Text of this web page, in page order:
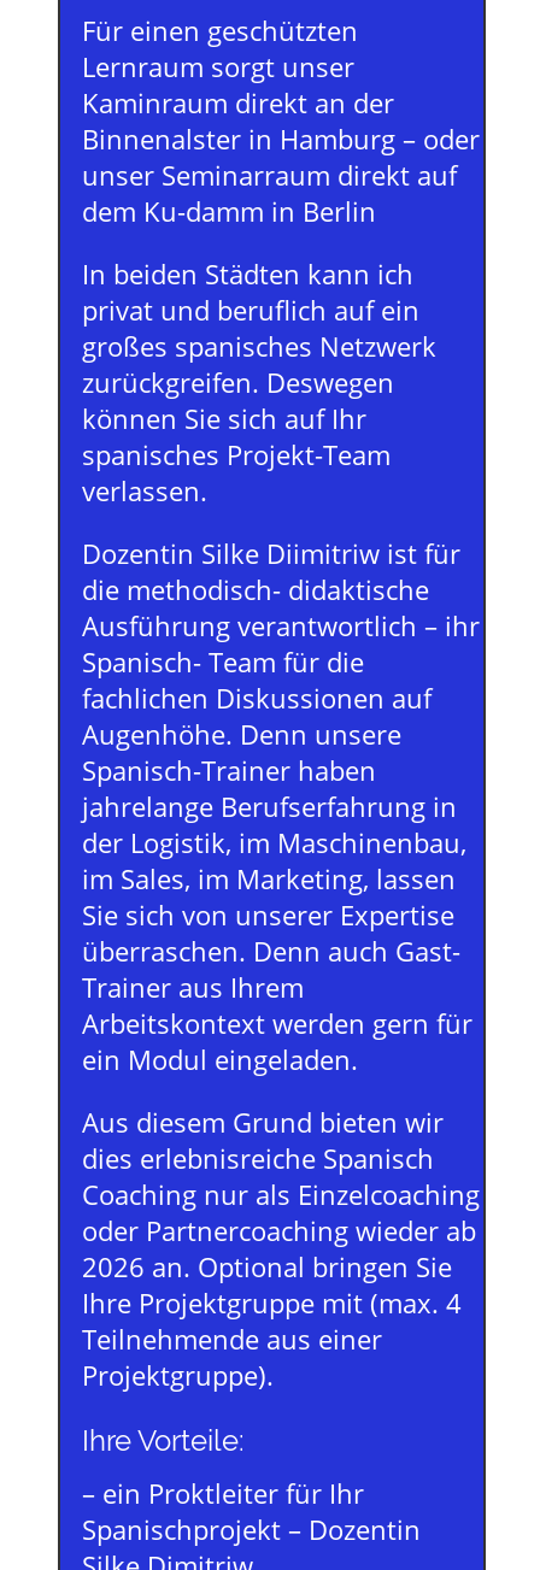
Für einen geschützten
Lernraum sorgt unser
Kaminraum direkt an der
Binnenalster in Hamburg – oder
unser Seminarraum direkt auf
dem Ku-damm in Berlin
In beiden Städten kann ich
privat und beruflich auf ein
großes spanisches Netzwerk
zurückgreifen. Deswegen
können Sie sich auf Ihr
spanisches Projekt-Team
verlassen.
Dozentin Silke Diimitriw ist für
die methodisch- didaktische
Ausführung verantwortlich – ihr
Spanisch- Team für die
fachlichen Diskussionen auf
Augenhöhe. Denn unsere
Spanisch-Trainer haben
jahrelange Berufserfahrung in
der Logistik, im Maschinenbau,
im Sales, im Marketing, lassen
Sie sich von unserer Expertise
überraschen. Denn auch Gast-
Trainer aus Ihrem
Arbeitskontext werden gern für
ein Modul eingeladen.
Aus diesem Grund bieten wir
dies erlebnisreiche Spanisch
Coaching nur als Einzelcoaching
oder Partnercoaching wieder ab
2026 an. Optional bringen Sie
Ihre Projektgruppe mit (max. 4
Teilnehmende aus einer
Projektgruppe).
Ihre Vorteile:
– ein Proktleiter für Ihr
Spanischprojekt – Dozentin